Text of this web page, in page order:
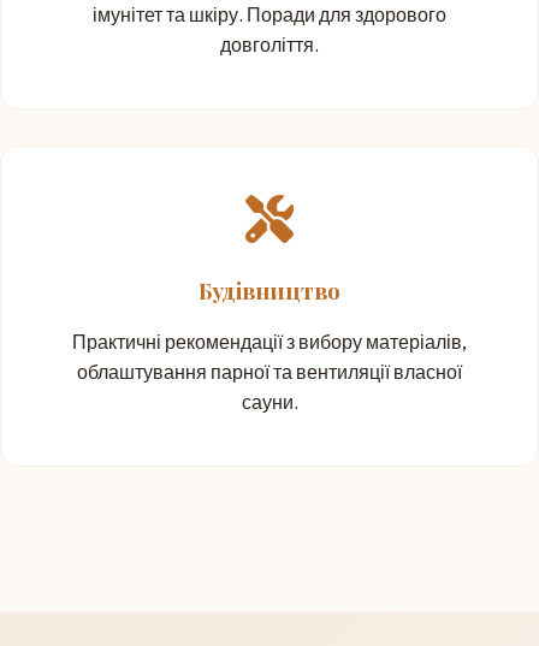
імунітет та шкіру. Поради для здорового
довголіття.
Будівництво
Практичні рекомендації з вибору матеріалів,
облаштування парної та вентиляції власної
сауни.